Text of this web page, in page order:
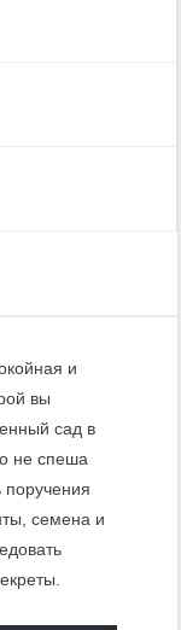
и
вы
сад в
не спеша
поручения
семена и